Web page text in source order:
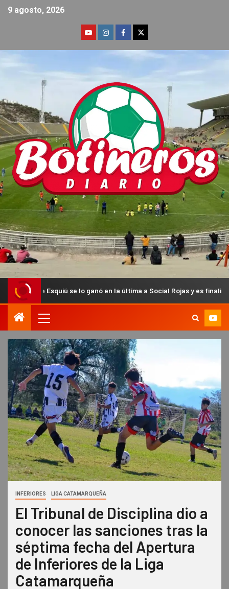
9 agosto, 2026
se lo ganó en la última a Social Rojas y es finalista del Anual
INFERIORES LIGA CATAMARQUEÑA
El Tribunal de Disciplina dio a
conocer las sanciones tras la
séptima fecha del Apertura
de Inferiores de la Liga
Catamarqueña